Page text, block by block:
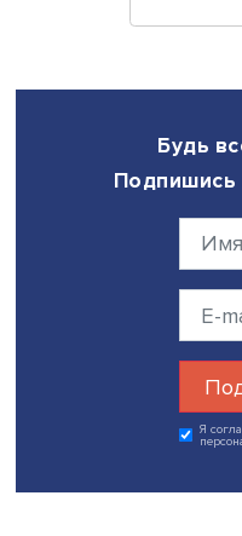
относишься к 3%
на эту категорию был
Коммуникация
последовательность:
составляющая —
продающих порошок:
вам». Основная идея:
говорят: «Не кипяти,
правильно
Учитывая